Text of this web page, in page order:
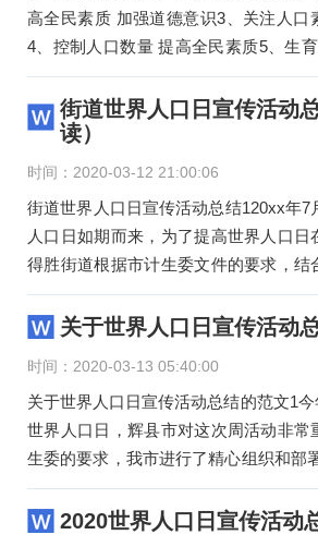
高全民素质 加强道德意识3、关注人口
4、控制人口数量 提高全民素质5、生
全社会
街道世界人口日宣传活动
读）
时间：2020-03-12 21:00:06
街道世界人口日宣传活动总结120xx年7
人口日如期而来，为了提高世界人口日
得胜街道根据市计生委文件的要求，结
认真准备，开展“
关于世界人口日宣传活动
时间：2020-03-13 05:40:00
关于世界人口日宣传活动总结的范文1
世界人口日，辉县市对这次周活动非常
生委的要求，我市进行了精心组织和部
等”、“关
2020世界人口日宣传活动